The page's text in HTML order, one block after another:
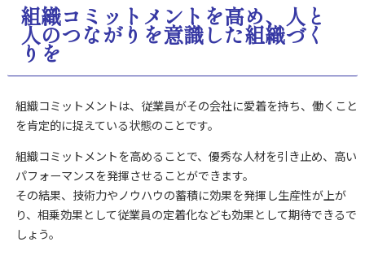
組織コミットメントを高め、人と
人のつながりを意識した組織づく
りを
組織コミットメントは、従業員がその会社に愛着を持ち、働くこと
を肯定的に捉えている状態のことです。
組織コミットメントを高めることで、優秀な人材を引き止め、高い
パフォーマンスを発揮させることができます。
その結果、技術力やノウハウの蓄積に効果を発揮し生産性が上が
り、相乗効果として従業員の定着化なども効果として期待できるで
しょう。